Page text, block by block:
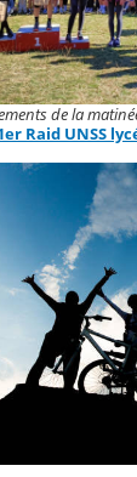
de la
Raid UNSS